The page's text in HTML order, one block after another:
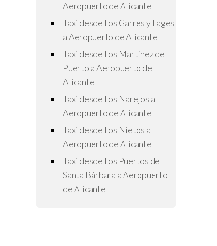
Aeropuerto de Alicante
Taxi desde Los Garres y Lages
a Aeropuerto de Alicante
Taxi desde Los Martínez del
Puerto a Aeropuerto de
Alicante
Taxi desde Los Narejos a
Aeropuerto de Alicante
Taxi desde Los Nietos a
Aeropuerto de Alicante
Taxi desde Los Puertos de
Santa Bárbara a Aeropuerto
de Alicante